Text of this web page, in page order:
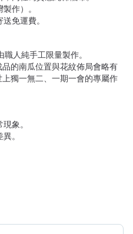
作）。
免運費。
職人純手工限量製作。
的南瓜位置與花紋佈局會略有
獨一無二、一期一會的專屬作
象。
。